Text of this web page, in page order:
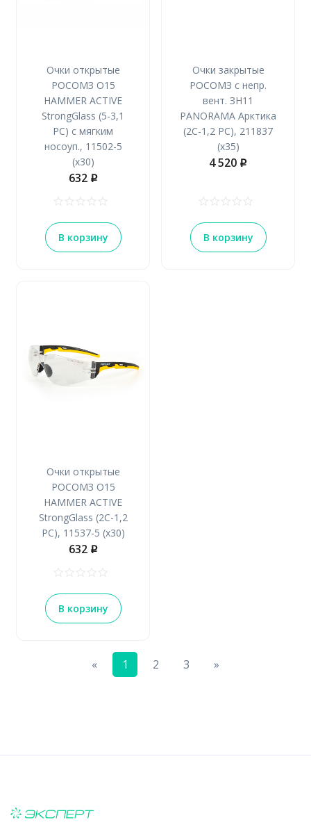
Очки открытые
РОСОМЗ О15
HAMMER ACTIVE
StrongGlass (5-3,1
PC) с мягким
носоуп., 11502-5
(х30)
632 p
В корзину
Очки закрытые
РОСОМЗ с непр.
вент. ЗН11
PANORAMA Арктика
(2С-1,2 РС), 211837
(х35)
4 520 p
В корзину
Очки открытые
РОСОМЗ О15
HAMMER ACTIVE
StrongGlass (2С-1,2
РС), 11537-5 (х30)
632 p
В корзину
«Previous
1 2 3 »